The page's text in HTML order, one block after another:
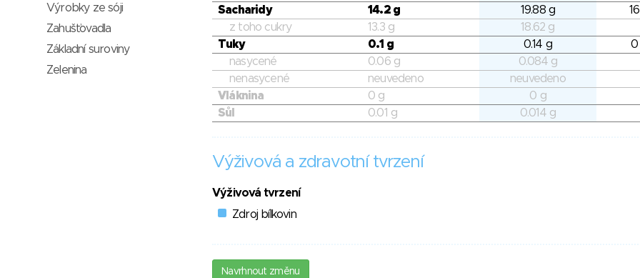
Sacharidy
14.2 g 19.88 g
z toho cukry
13.3 g
18.62 g
Tuky
0.1 g 0.14 g
0
nasycené
0.06 g
0.084 g
nenasycené
neuvedeno
neuvedeno
Vláknina
0 g
0 g
Sůl
0.01 g 0.014 g
Výživová a zdravotní tvrzení
Výživová tvrzení
Zdroj bílkovin
Navrhnout změnu
Výrobky ze sóji
Zahušťovadla
Základní suroviny
Zelenina